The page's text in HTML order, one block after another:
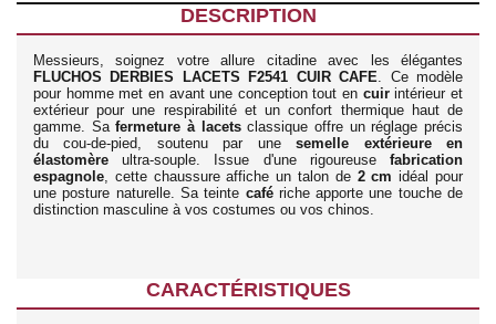
DESCRIPTION
Messieurs, soignez votre allure citadine avec les élégantes
FLUCHOS DERBIES LACETS F2541 CUIR CAFE . Ce modèle
pour homme met en avant une conception tout en cuirintérieur et
extérieur pour une respirabilité et un confort thermique haut de
gamme. Safermeture à lacetsclassique offre un réglage précis
du cou-de-pied, soutenu par unesemelle extérieure en
élastomère ultra-souple. Issue d'une rigoureuse fabrication
espagnole , cette chaussure affiche un talon de 2 cm idéal pour
une posture naturelle. Sa teinte cafériche apporte une touche de
distinction masculine à vos costumes ou vos chinos.
CARACTÉRISTIQUES